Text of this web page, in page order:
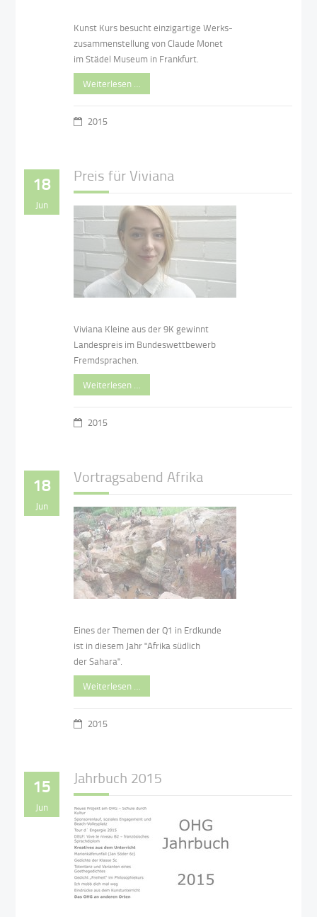
Kunst Kurs besucht einzigartige Werks-
zusammenstellung von Claude Monet
im Städel Museum in Frankfurt.
Weiterlesen …
2015
18
Jun
Preis für Viviana
Viviana Kleine aus der 9K gewinnt
Landespreis im Bundeswettbewerb
Fremdsprachen.
Weiterlesen …
2015
18
Jun
Vortragsabend Afrika
Eines der Themen der Q1 in Erdkunde
ist in diesem Jahr "Afrika südlich
der Sahara".
Weiterlesen …
2015
15
Jun
Jahrbuch 2015